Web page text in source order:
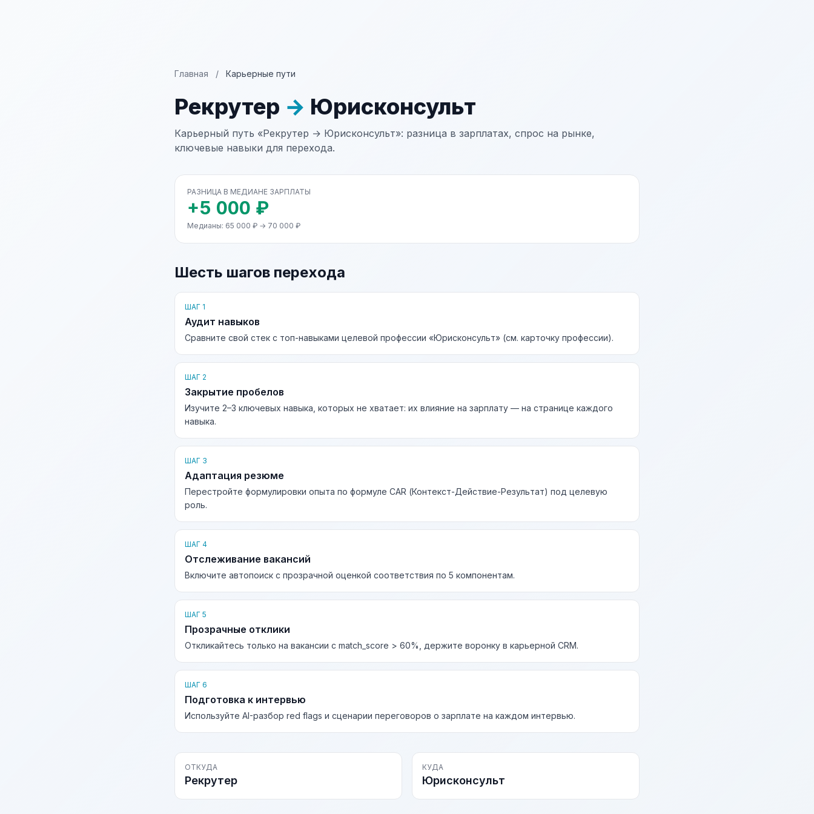
Главная / Карьерные пути
Рекрутер → Юрисконсульт
Карьерный путь «Рекрутер → Юрисконсульт»: разница в зарплатах, спрос на рынке,
ключевые навыки для перехода.
РАЗНИЦА В МЕДИАНЕ ЗАРПЛАТЫ
+5 000 ₽
Медианы: 65 000 ₽ → 70 000 ₽
Шесть шагов перехода
ШАГ 1
Аудит навыков
Сравните свой стек с топ-навыками целевой профессии «Юрисконсульт» (см. карточку профессии).
ШАГ 2
Закрытие пробелов
Изучите 2–3 ключевых навыка, которых не хватает: их влияние на зарплату — на странице каждого
навыка.
ШАГ 3
Адаптация резюме
Перестройте формулировки опыта по формуле CAR (Контекст-Действие-Результат) под целевую
роль.
ШАГ 4
Отслеживание вакансий
Включите автопоиск с прозрачной оценкой соответствия по 5 компонентам.
ШАГ 5
Прозрачные отклики
Откликайтесь только на вакансии с match_score > 60%, держите воронку в карьерной CRM.
ШАГ 6
Подготовка к интервью
Используйте AI-разбор red flags и сценарии переговоров о зарплате на каждом интервью.
ОТКУДА
Рекрутер
КУДА
Юрисконсульт